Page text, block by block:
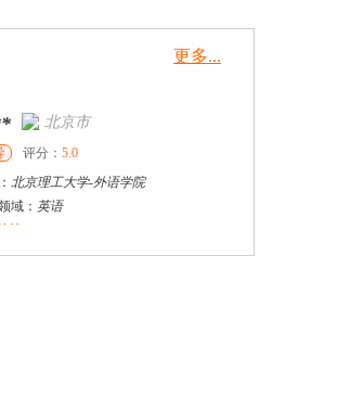
更多...
北京市
评分： 5.0
北京理工大学-外语学院
域： 英语
询
天津市